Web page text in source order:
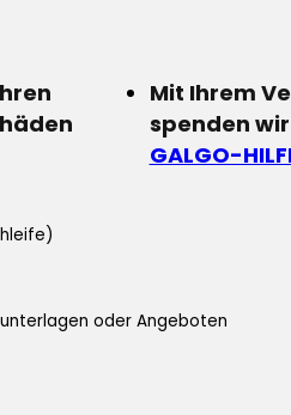
Mit Ihrem
spenden
GALGO-
oder Angeboten